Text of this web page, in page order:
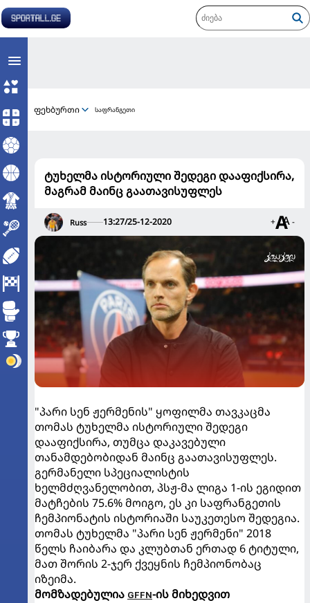
ფეხბურთი საფრანგეთი
ტუხელმა ისტორიული შედეგი დააფიქსირა,
მაგრამ მაინც გაათავისუფლეს
Russ 13:27/25-12-2020 + -
"პარი სენ ჟერმენის" ყოფილმა თავკაცმა
თომას ტუხელმა ისტორიული შედეგი
დააფიქსირა, თუმცა დაკავებული
თანამდებობიდან მაინც გაათავისუფლეს.
გერმანელი სპეციალისტის
ხელმძღვანელობით, პსჟ-მა ლიგა 1-ის ეგიდით
მატჩების 75.6% მოიგო, ეს კი საფრანგეთის
ჩემპიონატის ისტორიაში საუკეთესო შედეგია.
თომას ტუხელმა "პარი სენ ჟერმენი" 2018
წელს ჩაიბარა და კლუბთან ერთად 6 ტიტული,
მათ შორის 2-ჯერ ქვეყნის ჩემპიონობაც
იზეიმა.
მომზადებულია GFFN-ის მიხედვით